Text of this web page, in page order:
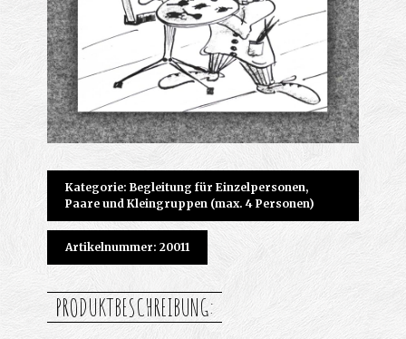
Kategorie: Begleitung für Einzelpersonen,
Paare und Kleingruppen (max. 4 Personen)
Artikelnummer: 20011
PRODUKTBESCHREIBUNG: